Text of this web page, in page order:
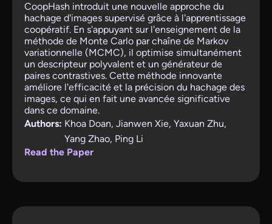
CoopHash introduit une nouvelle approche du
hachage d'images supervisé grâce à l'apprentissage
coopératif. En s'appuyant sur l'enseignement de la
méthode de Monte Carlo par chaîne de Markov
variationnelle (MCMC), il optimise simultanément
un descripteur polyvalent et un générateur de
paires contrastives. Cette méthode innovante
améliore l'efficacité et la précision du hachage des
images, ce qui en fait une avancée significative
dans ce domaine.
Authors: Khoa Doan, Jianwen Xie, Yaxuan Zhu,
Yang Zhao, Ping Li
Read the Paper